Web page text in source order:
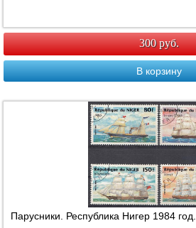
300 руб.
В корзину
Парусники. Республика Нигер 1984 год.